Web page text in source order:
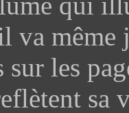
va même
les
sa